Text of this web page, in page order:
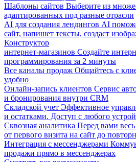
Шаблоны сайтов Выберите из
адаптированных под разные отрасли
AI для создания лендингов AI
сайт, напишет тексты, создаст
Конструктор
интернет-магазинов Создайте
программирования за 2 минуты
Все каналы продаж Общайтесь с
удобно
Онлайн-запись клиентов Сервис
и бронирования внутри CRM
Складской учет Эффективное
и остатками. Доступ с любого
Сквозная аналитика Перед вами
от первого визита на сайт до
Интеграция с мессенджерами
продажи прямо в мессенджерах